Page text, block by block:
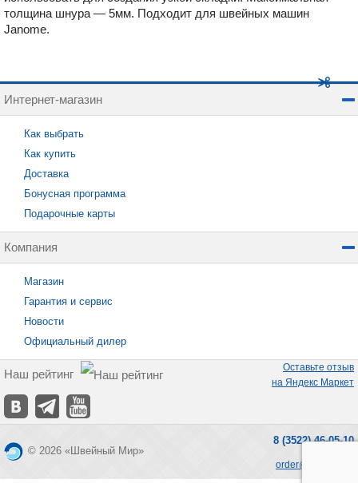
толщина шнура — 5мм. Подходит для швейных машин
Janome.
Интернет-магазин
Как выбрать
Как купить
Доставка
Бонусная программа
Подарочные карты
Компания
Магазин
Гарантия и сервис
Новости
Официальный дилер
Наш рейтинг
Оставьте отзыв
на Яндекс Маркет
© 2026 «Швейный Мир»
8 (3522) 46-05-10
order@seworld.ru